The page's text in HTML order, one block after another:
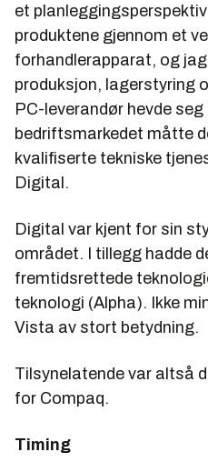
et
produktene gjennom et
forhandlerapparat, og
produksjon, lagerstyring
PC-leverandør hevde
bedriftsmarkedet måtte
kvalifiserte tekniske
Digital.
Digital var kjent for sin
området. I tillegg hadde
fremtidsrettede
teknologi (Alpha). Ikke
Vista av stort betydning.
Tilsynelatende var altså
for Compaq.
Timing